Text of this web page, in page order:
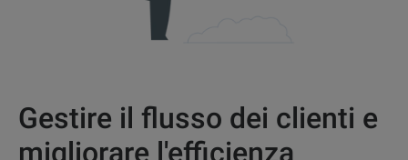
Gestire il flusso dei clienti e
migliorare l'efficienza